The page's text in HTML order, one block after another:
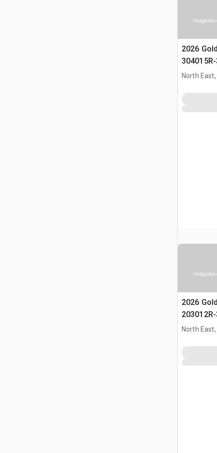
2026
(Unused)
North East,
2026
(Unused)
North East,